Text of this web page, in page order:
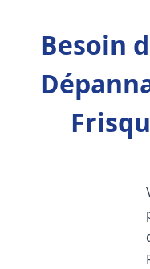
Besoin